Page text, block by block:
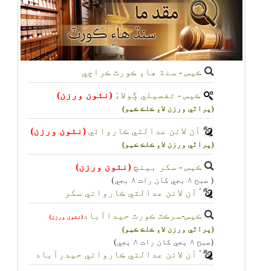
ڪيس - سنڌ هاءِ ڪورٽ ڪراچي
ڪيس - تفصيلي ڳولاءَ (نئون ورزن)
(پراڻي ورزن لاءِ ڪلڪ ڪيو)
آن لائن عدالتي ڪاروائي (نئون ورزن)
(پراڻي ورزن لاءِ ڪلڪ ڪيو)
ڪيس - سکر بينچ (نئون ورزن)
( صبح ۸ بجي کان رات ۸ بجي)
ُآن لائن عدالتي ڪاروائي سکر
ڪيس-سرڪٽ ڪورٽ حيداآباد (نئون ورزن)
(پراڻي ورزن لاءِ ڪلڪ ڪيو)
(صبح ۸ بجي کان رات ۸ بجي)
ُآن لائن عدالتي ڪاروائي حيدرآباد